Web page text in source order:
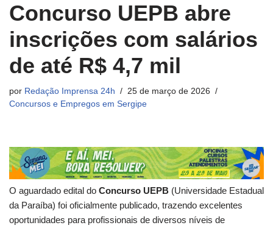
Concurso UEPB abre
inscrições com salários
de até R$ 4,7 mil
por Redação Imprensa 24h
25 de março de 2026
Concursos e Empregos em Sergipe
O aguardado edital do Concurso UEPB (Universidade Estadual
da Paraíba) foi oficialmente publicado, trazendo excelentes
oportunidades para profissionais de diversos níveis de